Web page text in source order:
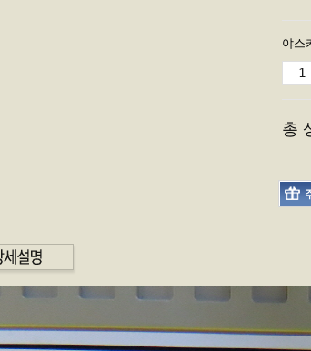
야스
총